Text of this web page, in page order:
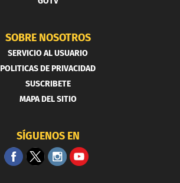
SOBRE NOSOTROS
SERVICIO AL USUARIO
POLITICAS DE PRIVACIDAD
SUSCRIBETE
MAPA DEL SITIO
SÍGUENOS EN